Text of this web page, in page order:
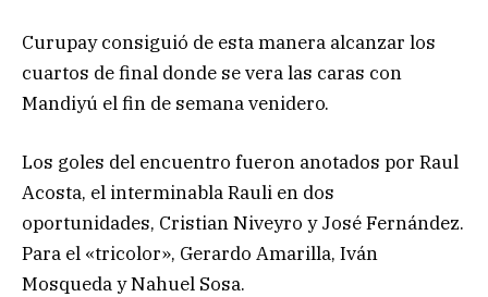
Curupay consiguió de esta manera alcanzar los
cuartos de final donde se vera las caras con
Mandiyú el fin de semana venidero.
Los goles del encuentro fueron anotados por Raul
Acosta, el interminabla Rauli en dos
oportunidades, Cristian Niveyro y José Fernández.
Para el «tricolor», Gerardo Amarilla, Iván
Mosqueda y Nahuel Sosa.